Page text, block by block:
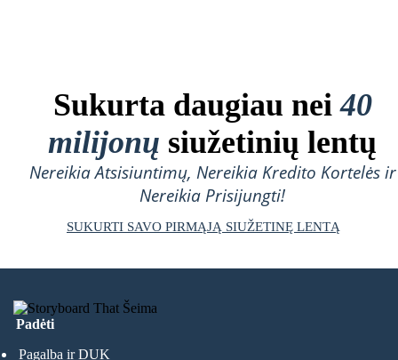
Sukurta daugiau nei40
milijonų siužetinių lentų
Nereikia Atsisiuntimų, Nereikia Kredito Kortelės ir
Nereikia Prisijungti!
SUKURTI SAVO PIRMĄJĄ SIUŽETINĘ LENTĄ
Padėti
Pagalba ir DUK